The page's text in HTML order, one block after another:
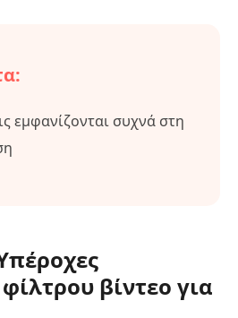
εμφανίζονται συχνά στη
βίντεο για